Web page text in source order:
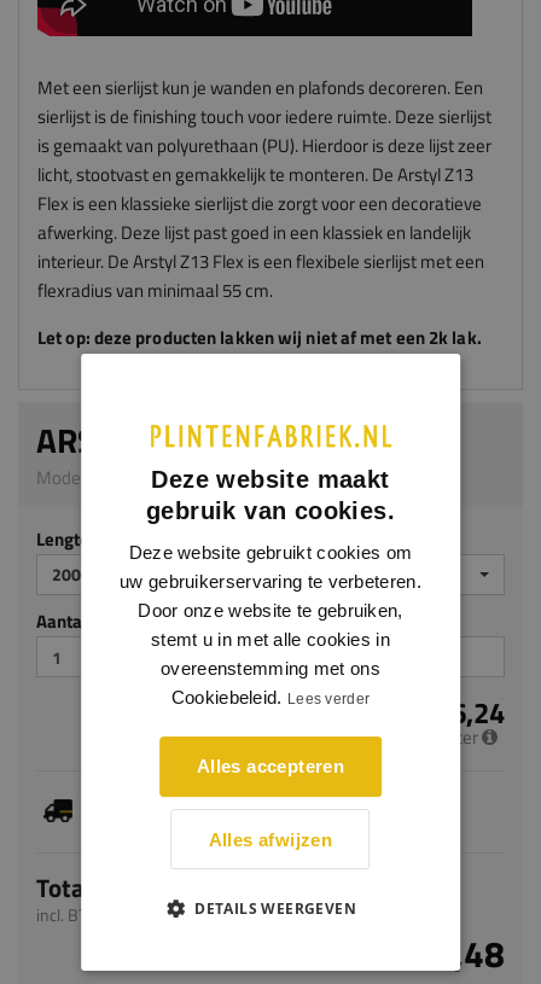
Met een sierlijst kun je wanden en plafonds decoreren. Een
sierlijst is de finishing touch voor iedere ruimte. Deze sierlijst
is gemaakt van polyurethaan (PU). Hierdoor is deze lijst zeer
licht, stootvast en gemakkelijk te monteren. De Arstyl Z13
Flex is een klassieke sierlijst die zorgt voor een decoratieve
afwerking. Deze lijst past goed in een klassiek en landelijk
interieur. De Arstyl Z13 Flex is een flexibele sierlijst met een
flexradius van minimaal 55 cm.
Let op: deze producten lakken wij niet af met een 2k lak.
ARSTYL Z13 FLEX
Model AS07 | 20 x 80 mm | PU
Lengte (mm)
2000
Aantal stuks
€ 36,24
per meter
Je hebt gekozen voor maatwerk, de verwachte
Totaal
incl. BTW
€ 72,48
Deze website maakt
gebruik van cookies.
Deze website gebruikt cookies om
uw gebruikerservaring te verbeteren.
Door onze website te gebruiken,
stemt u in met alle cookies in
overeenstemming met ons
Cookiebeleid. Lees verder
Alles accepteren
Alles afwijzen
DETAILS WEERGEVEN